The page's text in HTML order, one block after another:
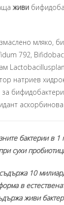
живи
мляко,
792,
натриев
бактерии в
сухи
съдържа 10
в
живи